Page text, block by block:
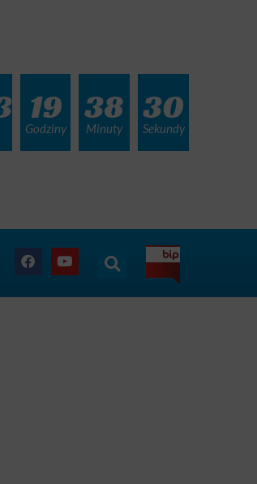
19
Godziny
38
Minuty
28
Sekundy